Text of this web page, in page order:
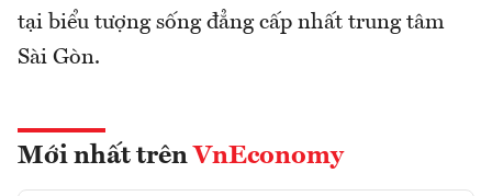
tại biểu tượng sống đẳng cấp nhất trung tâm
Sài Gòn.
Mới nhất trên VnEconomy